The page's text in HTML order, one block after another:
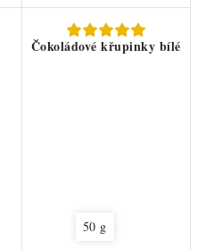
Čokoládové křupinky bílé
50 g